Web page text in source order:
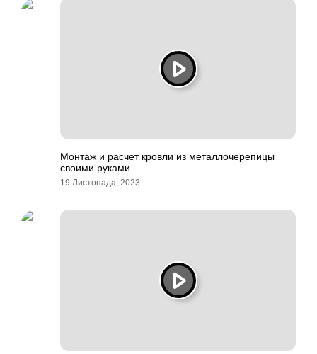
Монтаж и расчет кровли из металлочерепицы
своими руками
19 Листопада, 2023